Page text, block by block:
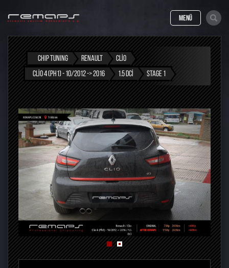
MENÜ
CHIP TUNING RENAULT
CLIO
CLIO 4 (PH1) - 10/2012 -> 2016
1.5 DCI STAGE 1